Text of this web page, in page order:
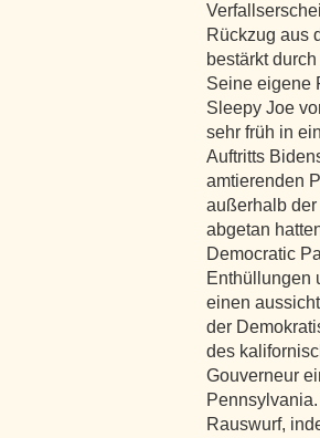
Rückzug aus
bestärkt
Seine eigene
Sleepy Joe
sehr früh in
Auftritts
amtierenden
außerhalb
abgetan
Democratic
Enthüllungen
einen
der
des
Gouverneur
Rauswurf,